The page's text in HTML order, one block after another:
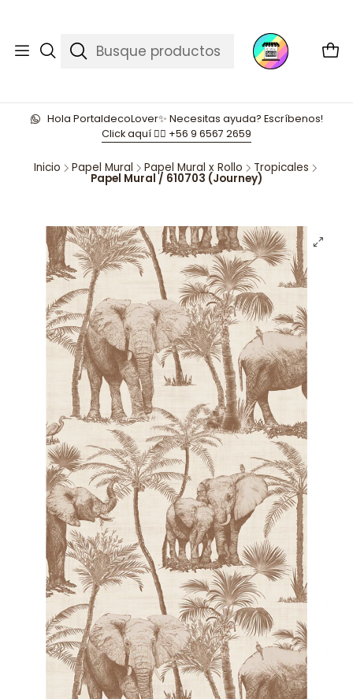
Hola PortaldecoLover✨ Necesitas ayuda? Escríbenos!
Click aquí 👉🏼 +56 9 6567 2659
Inicio Papel Mural Papel Mural x Rollo Tropicales
Papel Mural / 610703 (Journey)